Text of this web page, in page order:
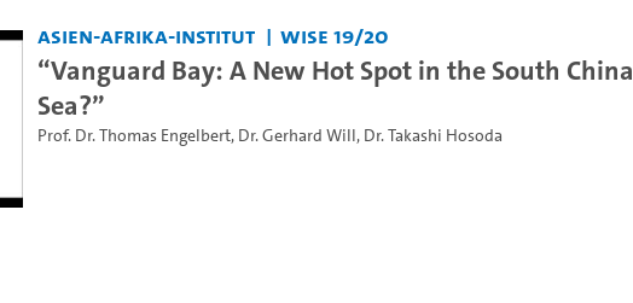
Asien-Afrika-Institut WiSe 19/20
“Vanguard Bay: A New Hot Spot in the South China
Sea?”
Prof. Dr. Thomas Engelbert, Dr. Gerhard Will, Dr. Takashi Hosoda